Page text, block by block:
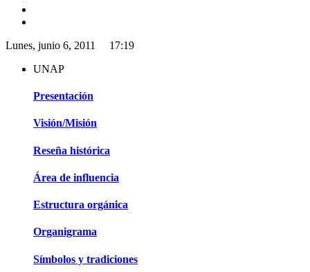
Lunes, junio 6, 2011 17:19
UNAP
Presentación
Visión/Misión
Reseña histórica
Área de influencia
Estructura orgánica
Organigrama
Símbolos y tradiciones